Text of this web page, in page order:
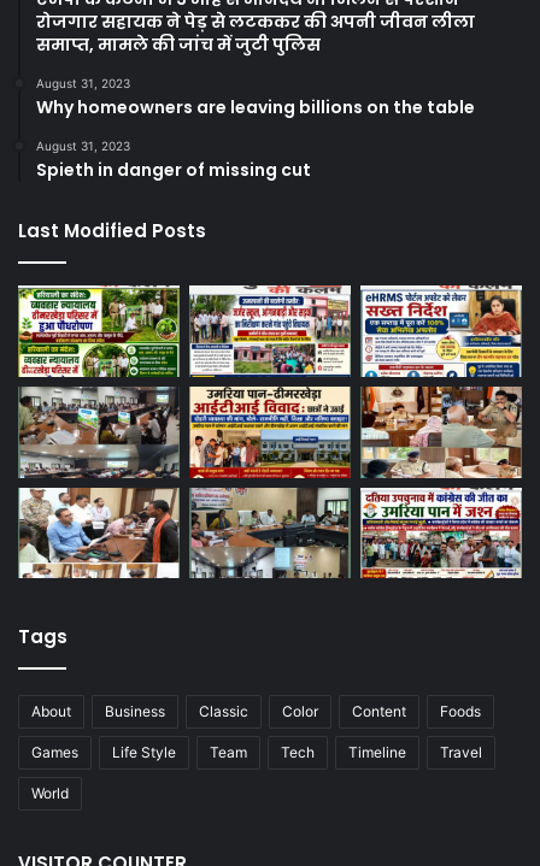
रोजगार सहायक ने पेड़ से लटककर की अपनी जीवन लीला
समाप्त, मामले की जांच में जुटी पुलिस
August 31, 2023
Why homeowners are leaving billions on the table
August 31, 2023
Spieth in danger of missing cut
Last Modified Posts
Tags
About Business Classic Color Content Foods
Games Life Style Team Tech Timeline Travel
World